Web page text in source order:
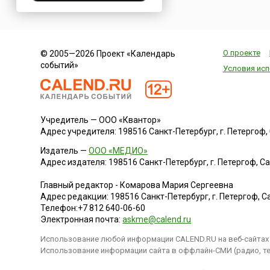
Нигерия
Норвегия
ОАЭ
Оман
Палестина
Перу
Португалия
Румыния
США
Саудовская Аравия
Сербия
© 2005—2026 Проект «Календарь
событий»
О проекте
Условия
Учредитель — ООО «Квантор»
Адрес учредителя: 198516 Санкт-Петербург, г.
Издатель —ООО «МЕДИО»
Адрес издателя: 198516 Санкт-Петербург, г. Петергоф,
Главный редактор - Комарова Мария Сергеевна
Адрес редакции: 198516 Санкт-Петербург, г. Петергоф,
Телефон:+7 812 640-06-60
Электронная почта:askme@calend.ru
Использование любой информации CALEND.RU на веб-
Использование информации сайта в оффлайн-СМИ (радио,